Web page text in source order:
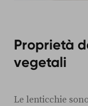
Proprietà
vegetali
Le lenticchie